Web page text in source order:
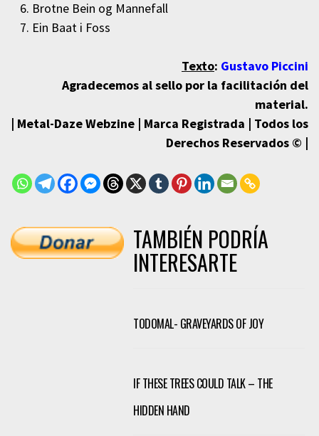
Brotne Bein og Mannefall
Ein Baat i Foss
Texto: Gustavo Piccini
Agradecemos al sello por la facilitación del
material.
| Metal-Daze Webzine | Marca Registrada | Todos los
Derechos Reservados © |
TAMBIÉN PODRÍA
INTERESARTE
TODOMAL- GRAVEYARDS OF JOY
IF THESE TREES COULD TALK – THE
HIDDEN HAND